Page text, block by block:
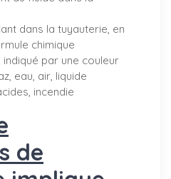
dans la tuyauterie, en
chimique
indiqué par une couleur
eau, air, liquide
incendie
de